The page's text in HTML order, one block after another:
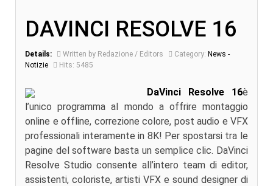
DAVINCI RESOLVE 16
Details: Written by Redazione / Editors Category: News -
Notizie
Hits: 5485
DaVinci Resolve 16è
l’unico programma al mondo a offrire montaggio
online e offline, correzione colore, post audio e VFX
professionali interamente in 8K! Per spostarsi tra le
pagine del software basta un semplice clic. DaVinci
Resolve Studio consente all’intero team di editor,
assistenti, coloriste, artisti VFX e sound designer di